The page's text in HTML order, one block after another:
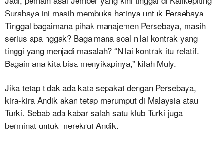
Surabaya ini masih membuka hatinya untuk Persebaya.
Tinggal bagaimana pihak manajemen Persebaya, masih
serius apa nggak? Bagaimana soal nilai kontrak yang
tinggi yang menjadi masalah? “Nilai kontrak itu relatif.
Bagaimana kita bisa menyikapinya,” kilah Muly.
Jika tetap tidak ada kata sepakat dengan Persebaya,
kira-kira Andik akan tetap merumput di Malaysia atau
Turki. Sebab ada kabar salah satu klub Turki juga
berminat untuk merekrut Andik.